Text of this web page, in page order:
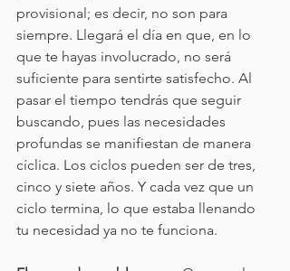
provisional; es decir, no son para
siempre. Llegará el día en que, en lo
que te hayas involucrado, no será
suficiente para sentirte satisfecho. Al
pasar el tiempo tendrás que seguir
buscando, pues las necesidades
profundas se manifiestan de manera
cíclica. Los ciclos pueden ser de tres,
cinco y siete años. Y cada vez que un
ciclo termina, lo que estaba llenando
tu necesidad ya no te funciona.